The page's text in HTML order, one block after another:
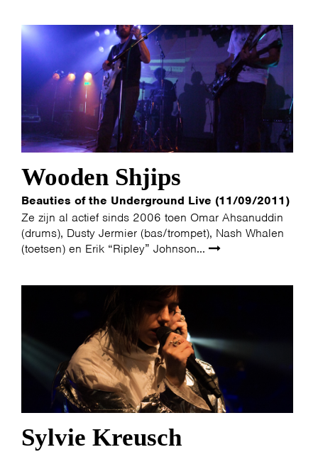
Wooden Shjips
Beauties of the Underground Live (11/09/2011)
Ze zijn al actief sinds 2006 toen Omar Ahsanuddin
(drums), Dusty Jermier (bas/trompet), Nash Whalen
(toetsen) en Erik “Ripley” Johnson...
Sylvie Kreusch